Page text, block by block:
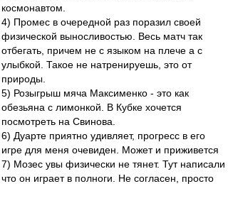
космонавтом.
4) Промес в очередной раз поразил своей
физической выносливостью. Весь матч так
отбегать, причем не с языком на плече а с
улыбкой. Такое не натренируешь, это от
природы.
5) Розыгрыш мяча Максименко - это как
обезьяна с лимонкой. В Кубке хочется
посмотреть на Свинова.
6) Дуарте приятно удивляет, прогресс в его
игре для меня очевиден. Может и приживется
7) Мозес увы физически не тянет. Тут написали
что он играет в полноги. Не согласен, просто